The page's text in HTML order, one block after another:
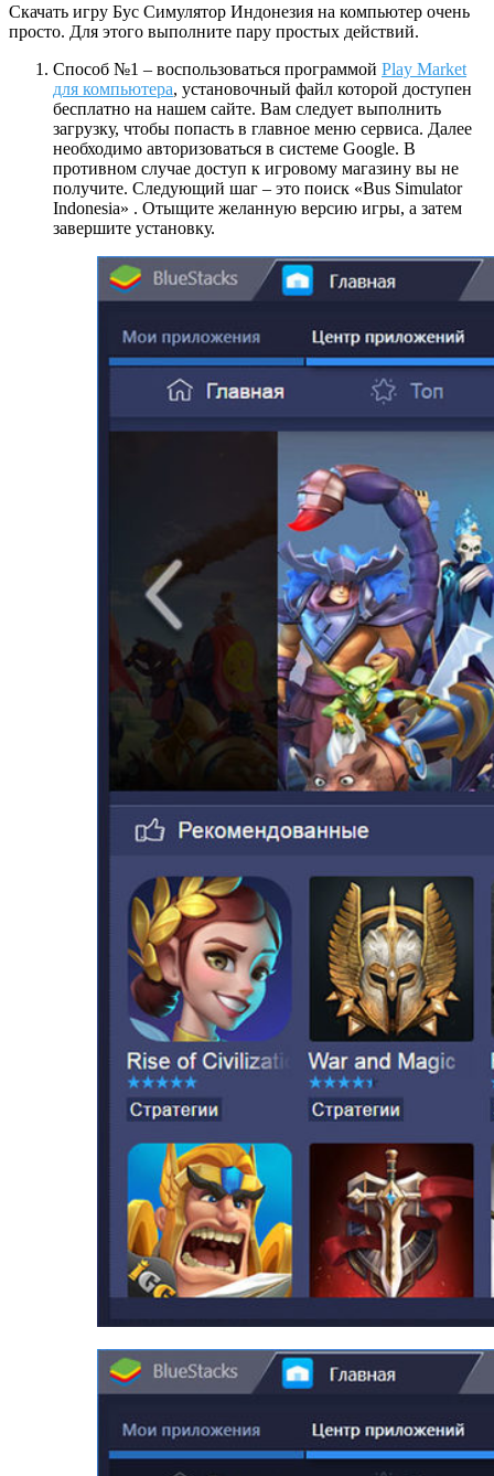
Скачать игру Бус Симулятор Индонезия на компьютер очень
просто. Для этого выполните пару простых действий.
Способ №1 – воспользоваться программой Play Market
для компьютера, установочный файл которой доступен
бесплатно на нашем сайте. Вам следует выполнить
загрузку, чтобы попасть в главное меню сервиса. Далее
необходимо авторизоваться в системе Google. В
противном случае доступ к игровому магазину вы не
получите. Следующий шаг – это поиск «Bus Simulator
Indonesia» . Отыщите желанную версию игры, а затем
завершите установку.